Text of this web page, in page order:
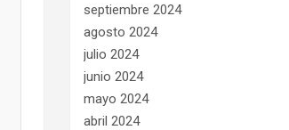
septiembre 2024
agosto 2024
julio 2024
junio 2024
mayo 2024
abril 2024